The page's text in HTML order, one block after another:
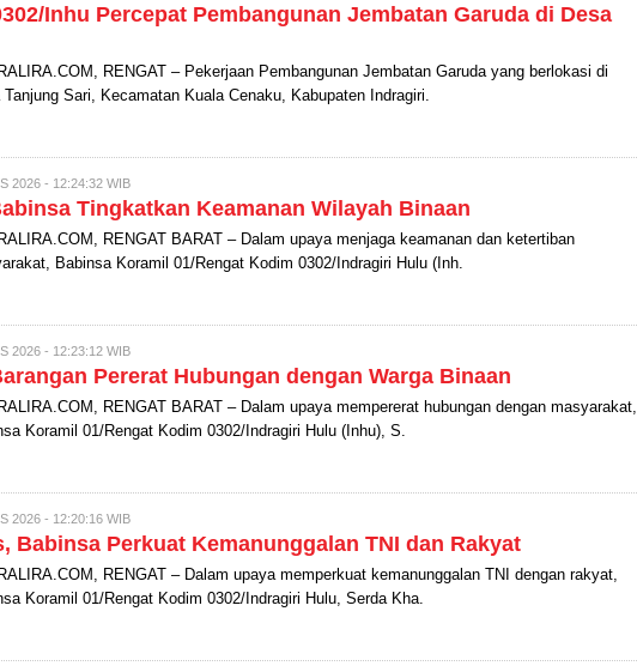
Inhu Percepat Pembangunan Jembatan Garuda di Desa
RENGAT – Pekerjaan Pembangunan Jembatan Garuda yang berlokasi di
Tanjung Sari, Kecamatan Kuala Cenaku, Kabupaten Indragiri.
2026 - 12:24:32 WIB
Tingkatkan Keamanan Wilayah Binaan
RENGAT BARAT – Dalam upaya menjaga keamanan dan ketertiban
Babinsa Koramil 01/Rengat Kodim 0302/Indragiri Hulu (Inh.
2026 - 12:23:12 WIB
Pererat Hubungan dengan Warga Binaan
RENGAT BARAT – Dalam upaya mempererat hubungan dengan masyarakat,
Koramil 01/Rengat Kodim 0302/Indragiri Hulu (Inhu), S.
2026 - 12:20:16 WIB
Babinsa Perkuat Kemanunggalan TNI dan Rakyat
RENGAT – Dalam upaya memperkuat kemanunggalan TNI dengan rakyat,
Koramil 01/Rengat Kodim 0302/Indragiri Hulu, Serda Kha.